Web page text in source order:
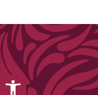
Open toolbar